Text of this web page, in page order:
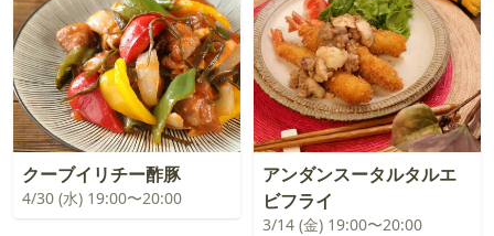
クーブイリチー酢豚
4/30 (水) 19:00〜20:00
アンダンスータルタルエ
ビフライ
3/14 (金) 19:00〜20:00